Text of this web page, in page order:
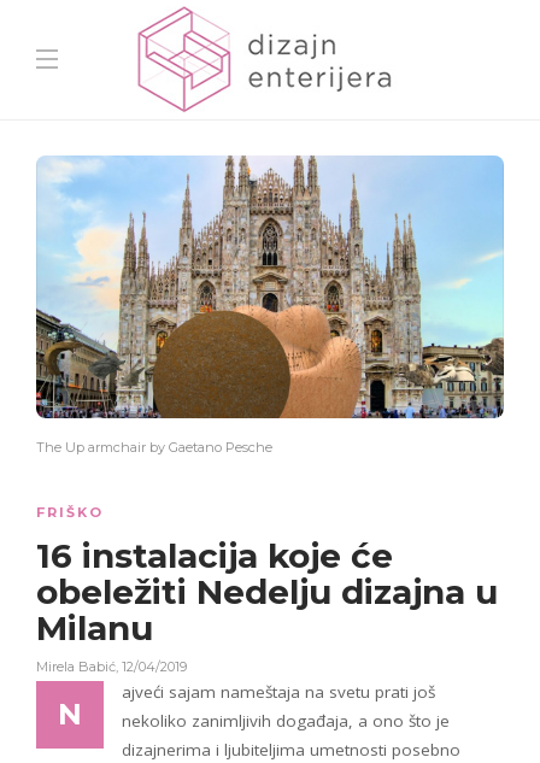
The Up armchair by Gaetano Pesche
FRIŠKO
16 instalacija koje će
obeležiti Nedelju dizajna u
Milanu
Mirela Babić, 12/04/2019
N
ajveći sajam nameštaja na svetu prati još
nekoliko zanimljivih događaja, a ono što je
dizajnerima i ljubiteljima umetnosti posebno